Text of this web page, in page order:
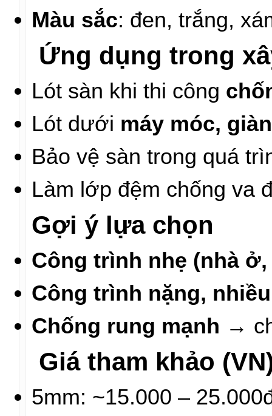
Màu sắc: đen, trắng,
Ứng dụng trong
Lót sàn khi thi công
Lót dưới máy móc,
Bảo vệ sàn trong quá
Làm lớp đệm chống va
Gợi ý lựa chọn
Công trình nhẹ (nhà
Công trình nặng,
Chống rung mạnh →
Giá tham khảo
5mm: ~15.000 –